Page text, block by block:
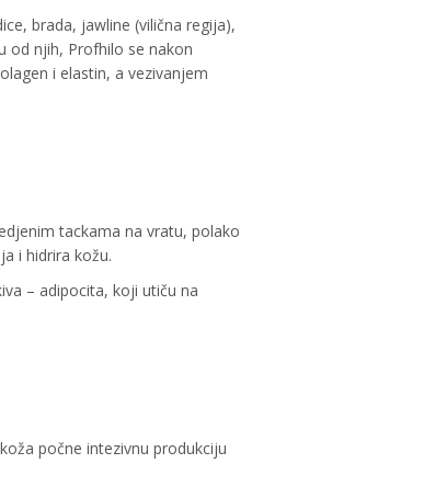
brada, jawline (vilična regija),
od njih, Profhilo se nakon
i elastin, a vezivanjem
tackama na vratu, polako
i hidrira kožu.
– adipocita, koji utiču na
počne intezivnu produkciju